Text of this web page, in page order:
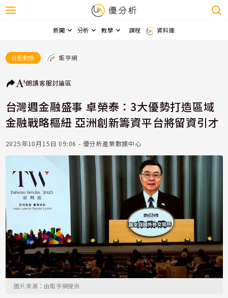
新聞 分析 教學 課程 資料庫
台股動態 鉅亨網
朗讀客服討論區
台灣週金融盛事 卓榮泰：3大優勢打造區域
金融戰略樞紐 亞洲創新籌資平台將留資引才
2025年10月15日 09:06 - 優分析產業數據中心
圖片來源：由鉅亨網提供